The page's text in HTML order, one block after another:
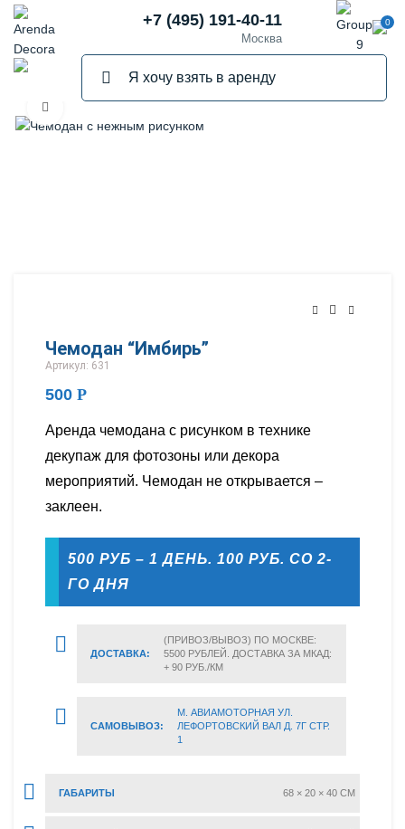
+7 (495) 191-40-11
Москва
0
Чемодан “Имбирь”
Артикул: 631
500 Р
Аренда чемодана с рисунком в технике
декупаж для фотозоны или декора
мероприятий. Чемодан не открывается –
заклеен.
500 РУБ – 1 ДЕНЬ. 100 РУБ. СО 2-
ГО ДНЯ
ДОСТАВКА:
(ПРИВОЗ/ВЫВОЗ) ПО МОСКВЕ:
5500 РУБЛЕЙ. ДОСТАВКА ЗА МКАД:
+ 90 РУБ./КМ
САМОВЫВОЗ:
М. АВИАМОТОРНАЯ УЛ.
ЛЕФОРТОВСКИЙ ВАЛ Д. 7Г СТР.
1
ГАБАРИТЫ 68 × 20 × 40 CM